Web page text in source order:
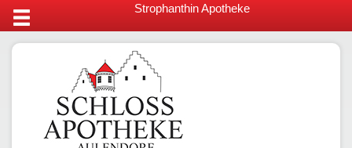
Strophanthin Apotheke